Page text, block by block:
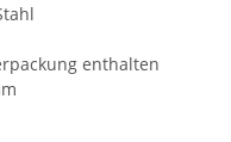
enthalten